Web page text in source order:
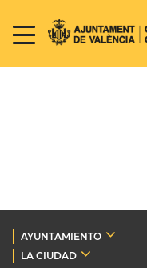
AYUNTAMIENTO
LA CIUDAD